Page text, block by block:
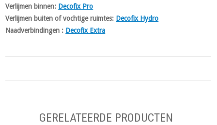
Verlijmen binnen: Decofix Pro
Verlijmen buiten of vochtige ruimtes: Decofix Hydro
Naadverbindingen : Decofix Extra
GERELATEERDE PRODUCTEN